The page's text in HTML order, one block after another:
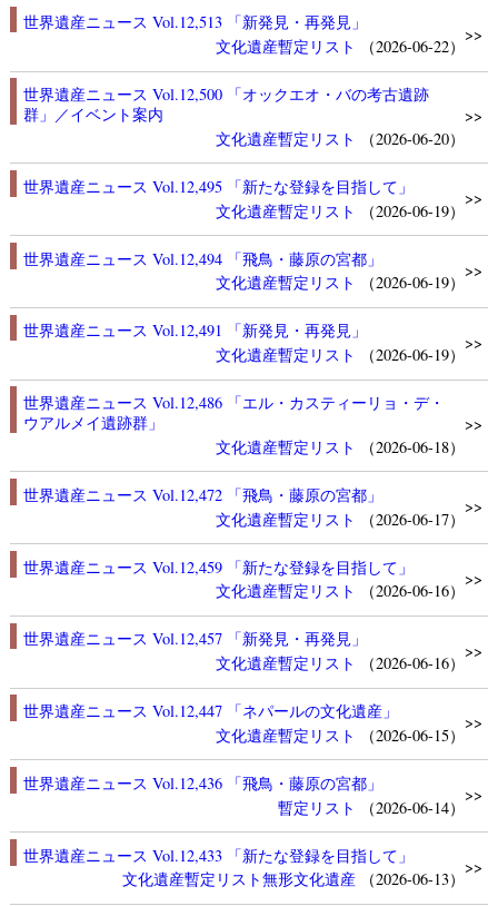
世界遺産ニュース Vol.12,513 「新発見・再発見」
文化遺産暫定リスト （2026-06-22）
>>
世界遺産ニュース Vol.12,500 「オックエオ・バの考古遺跡
群」／イベント案内
文化遺産暫定リスト （2026-06-20）
>>
世界遺産ニュース Vol.12,495 「新たな登録を目指して」
文化遺産暫定リスト （2026-06-19）
>>
世界遺産ニュース Vol.12,494 「飛鳥・藤原の宮都」
文化遺産暫定リスト （2026-06-19）
>>
世界遺産ニュース Vol.12,491 「新発見・再発見」
文化遺産暫定リスト （2026-06-19）
>>
世界遺産ニュース Vol.12,486 「エル・カスティーリョ・デ・
ウアルメイ遺跡群」
文化遺産暫定リスト （2026-06-18）
>>
世界遺産ニュース Vol.12,472 「飛鳥・藤原の宮都」
文化遺産暫定リスト （2026-06-17）
>>
世界遺産ニュース Vol.12,459 「新たな登録を目指して」
文化遺産暫定リスト （2026-06-16）
>>
世界遺産ニュース Vol.12,457 「新発見・再発見」
文化遺産暫定リスト （2026-06-16）
>>
世界遺産ニュース Vol.12,447 「ネパールの文化遺産」
文化遺産暫定リスト （2026-06-15）
>>
世界遺産ニュース Vol.12,436 「飛鳥・藤原の宮都」
暫定リスト
（2026-06-14）
>>
世界遺産ニュース Vol.12,433 「新たな登録を目指して」
文化遺産暫定リスト無形文化遺産 （2026-06-13）
>>